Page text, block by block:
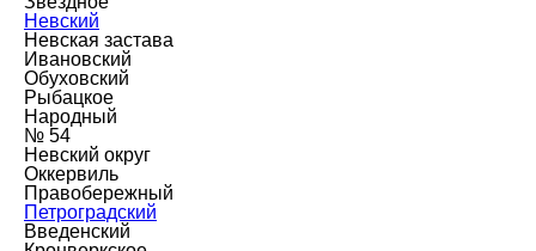
Невский
Невская застава
Ивановский
Обуховский
Рыбацкое
Народный
№ 54
Невский округ
Оккервиль
Правобережный
Петроградский
Введенский